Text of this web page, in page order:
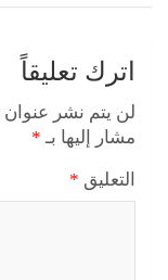
اترك تعليقاً
لن يتم نشر عنوان
مشار إليها بـ *
التعليق *